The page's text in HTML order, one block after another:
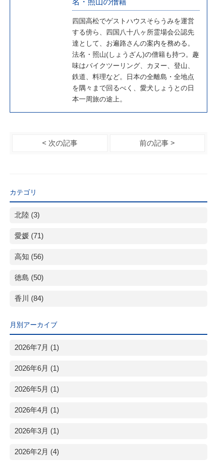
名・照山の僧籍
四国高松でゲストハウスそらうみを運営
する傍ら、四国八十八ヶ所霊場会公認先
達として、お遍路さんの案内を務める。
法名・照山(しょうざん)の僧籍も持つ。趣
味はバイクツーリング、カヌー、登山、
鉄道、料理など。日本の全離島・全地点
を隅々まで回るべく、愛犬しょうとの日
本一周旅の途上。
前の記事 >
< 次の記事
カテゴリ
北陸 (3)
愛媛 (71)
高知 (56)
徳島 (50)
香川 (84)
月別アーカイブ
2026年7月 (1)
2026年6月 (1)
2026年5月 (1)
2026年4月 (1)
2026年3月 (1)
2026年2月 (4)